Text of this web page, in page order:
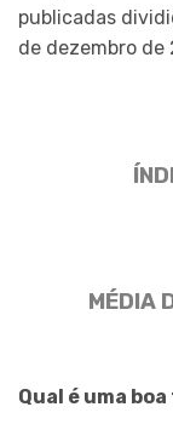
publicadas
de dezembro de
MÉDIA
Qual é uma